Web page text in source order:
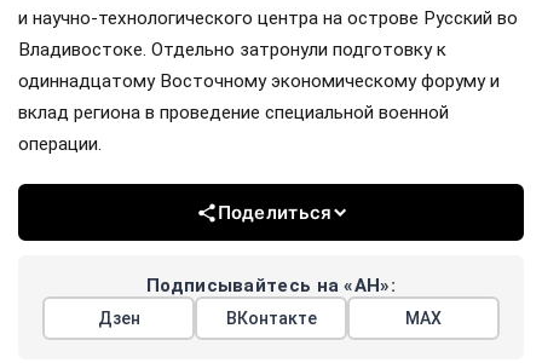
и научно-технологического центра на острове Русский во
Владивостоке. Отдельно затронули подготовку к
одиннадцатому Восточному экономическому форуму и
вклад региона в проведение специальной военной
операции.
Поделиться
Подписывайтесь на «АН»:
Дзен ВКонтакте МАХ